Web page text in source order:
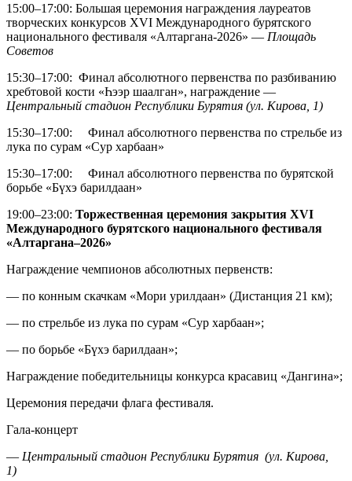
15:00–17:00: Большая церемония награждения лауреатов
творческих конкурсов XVI Международного бурятского
национального фестиваля «Алтаргана-2026» — Площадь
Советов
15:30–17:00: Финал абсолютного первенства по разбиванию
хребтовой кости «Һээр шаалган», награждение —
Центральный стадион Республики Бурятия (ул. Кирова, 1)
15:30–17:00: Финал абсолютного первенства по стрельбе из
лука по сурам «Сур харбаан»
15:30–17:00: Финал абсолютного первенства по бурятской
борьбе «Бүхэ барилдаан»
19:00–23:00: Торжественная церемония закрытия XVI
Международного бурятского национального фестиваля
«Алтаргана–2026»
Награждение чемпионов абсолютных первенств:
— по конным скачкам «Мори урилдаан» (Дистанция 21 км);
— по стрельбе из лука по сурам «Сур харбаан»;
— по борьбе «Бүхэ барилдаан»;
Награждение победительницы конкурса красавиц «Дангина»;
Церемония передачи флага фестиваля.
Гала-концерт
— Центральный стадион Республики Бурятия (ул. Кирова,
1)